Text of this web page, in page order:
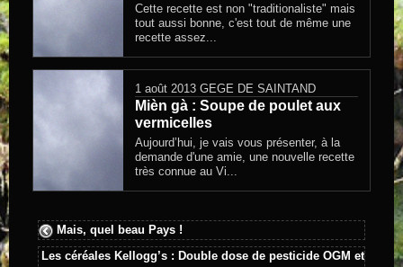
Cette recette est non "traditionaliste" mais
tout aussi bonne, c'est tout de même une
recette assez...
1 août 2013 GEGE DE SAINTAND
Mièn gà : Soupe de poulet aux
vermicelles
Aujourd’hui, je vais vous présenter, à la
demande d'une amie, une nouvelle recette
très connue au Vi...
Mais, quel beau Pays !
Les céréales Kellogg’s : Double dose de pesticide OGM et